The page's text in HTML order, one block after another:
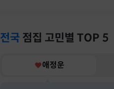
전국 점집 고민별 TOP 5
애정운